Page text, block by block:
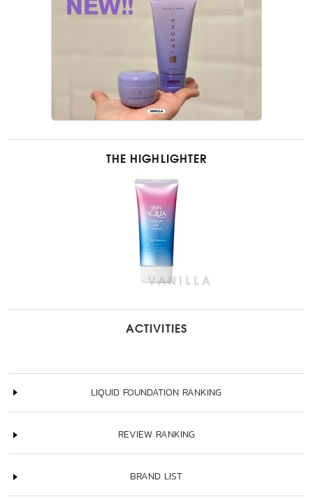
THE HIGHLIGHTER
ACTIVITIES
LIQUID FOUNDATION RANKING
REVIEW RANKING
BRAND LIST